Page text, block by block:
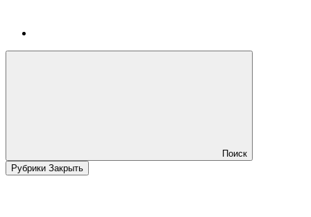
Поиск
Рубрики Закрыть